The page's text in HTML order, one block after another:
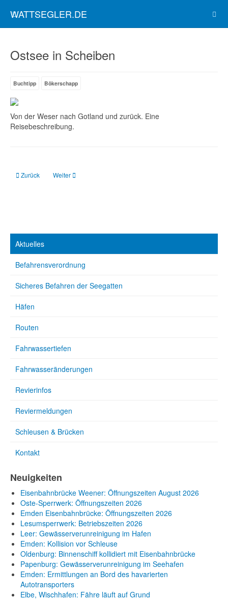
WATTSEGLER.DE
Ostsee in Scheiben
Buchtipp Bökerschapp
Von der Weser nach Gotland und zurück. Eine
Reisebeschreibung.
Vorheriger Beitrag: Segeln mit Huhn: Guirec und Monique und ihre
Zurück Nächster Beitrag: Gezeiten-Navigation & Co.: Das Praxis-
Weiter
Aktuelles
Befahrensverordnung
Sicheres Befahren der Seegatten
Häfen
Routen
Fahrwassertiefen
Fahrwasseränderungen
Revierinfos
Reviermeldungen
Schleusen & Brücken
Kontakt
Neuigkeiten
Eisenbahnbrücke Weener: Öffnungszeiten August 2026
Oste-Sperrwerk: Öffnungszeiten 2026
Emden Eisenbahnbrücke: Öffnungszeiten 2026
Lesumsperrwerk: Betriebszeiten 2026
Leer: Gewässerverunreinigung im Hafen
Emden: Kollision vor Schleuse
Oldenburg: Binnenschiff kollidiert mit Eisenbahnbrücke
Papenburg: Gewässerverunreinigung im Seehafen
Emden: Ermittlungen an Bord des havarierten
Autotransporters
Elbe, Wischhafen: Fähre läuft auf Grund